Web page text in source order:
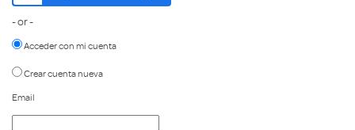
- or -
Acceder con mi cuenta
Crear cuenta nueva
Email